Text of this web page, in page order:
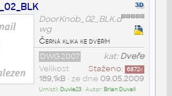
DoorKnob_02_BLK.d
wg
Černá klika ke dvěřím
kat:Dveře
DWG2007
Staženo: 6872x
Velikost
189,1kB• ze dne 09.05.2009
Umístil: Duvie23• Autor: Brian Duvall